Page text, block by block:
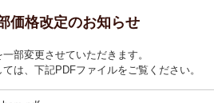
価格改定のお知らせ
部変更させていただきます。
は、下記PDFファイルをご覧ください。